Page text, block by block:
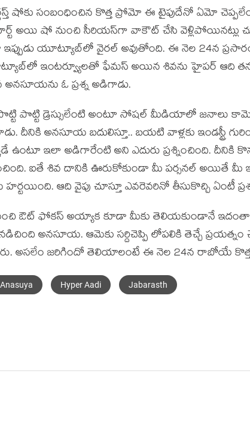
షోకు సంబంధించిన కొత్త ప్రోమో ఈ టైపుదేనో ఏమో
అయి షో నుంచి సీరియ‌స్‌గా వాకౌట్ చేసి వెళ్లిపోయిన‌ట్లు
యూట్యూబ్‌లో వైర‌ల్ అవుతోంది. ఈ నెల 24న
ఇంట‌ర్వ్యూల‌తో ఫేమ‌స్ అయిన శివను హైప‌ర్ ఆది
అన‌సూయ‌ను ఓ ప్ర‌శ్న అడిగాడు.
పొట్టి డ్రెస్సులేంటి అంటూ సోష‌ల్ మీడియాలో జ‌నాలు
దీనికి అన‌సూయ బ‌దులిస్తూ.. బ‌య‌టి వాళ్ల‌కు ఇండ‌స్ట్రీ
ఉంటూ ఇలా అడిగారేంటి అని ఎదురు ప్ర‌శ్నించింది. దీనికి
ఐతే శివ దానికి ఊరుకోకుండా మీ ప‌ర్స‌న‌ల్ అయితే మీ
ఆది వైపు చూస్తూ ఎవ‌రెవ‌రినో తీసుకొచ్చి ఏంటీ
ఔట్ ఫోక‌స్ అయ్యాక కూడా మీకు తెలియ‌కుండానే ఇదంతా
అన‌సూయ‌. ఆమెకు స‌ర్దిచెప్పి లోప‌లికి తెచ్చే ప్ర‌య‌త్నం
అస‌లేం జ‌రిగిందో తెలియాలంటే ఈ నెల 24న రాబోయే
Anasuya Hyper Aadi Jabarasth